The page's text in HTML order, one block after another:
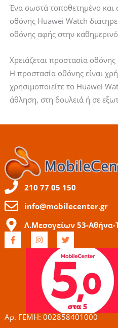
Ένα σωστά τοποθετημένο και
οθόνης Huawei Watch
οθόνης αφής στην
Χρειάζεται προστασία
Η προστασία οθόνης είναι
χρησιμοποιείτε το Huawei
άθληση, στη δουλειά ή σε
210 77 05 150
info@mobilecenter.gr
Λ.Μεσογείων 53-Αθήνα-
F
a
c
I
n
s
g
r
a
m
T
w
t
t
e
r
Αρ. ΓΕΜΗ: 002858401000